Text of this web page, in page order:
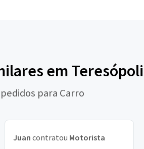
em
para Carro
Juan contratou Motorista